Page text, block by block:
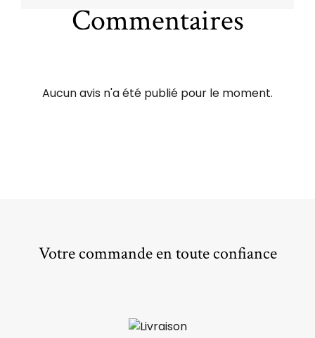
Commentaires
Aucun avis n'a été publié pour le moment.
Votre commande en toute confiance